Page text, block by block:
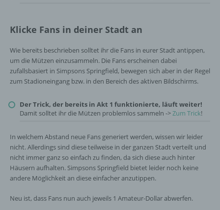
Klicke Fans in deiner Stadt an
Wie bereits beschrieben solltet ihr die Fans in eurer Stadt antippen,
um die Mützen einzusammeln. Die Fans erscheinen dabei
zufallsbasiert in Simpsons Springfield, bewegen sich aber in der Regel
zum Stadioneingang bzw. in den Bereich des aktiven Bildschirms.
Der Trick, der bereits in Akt 1 funktionierte, läuft weiter!
Damit solltet ihr die Mützen problemlos sammeln ->Zum Trick!
In welchem Abstand neue Fans generiert werden, wissen wir leider
nicht. Allerdings sind diese teilweise in der ganzen Stadt verteilt und
nicht immer ganz so einfach zu finden, da sich diese auch hinter
Häusern aufhalten. Simpsons Springfield bietet leider noch keine
andere Möglichkeit an diese einfacher anzutippen.
Neu ist, dass Fans nun auch jeweils 1 Amateur-Dollar abwerfen.